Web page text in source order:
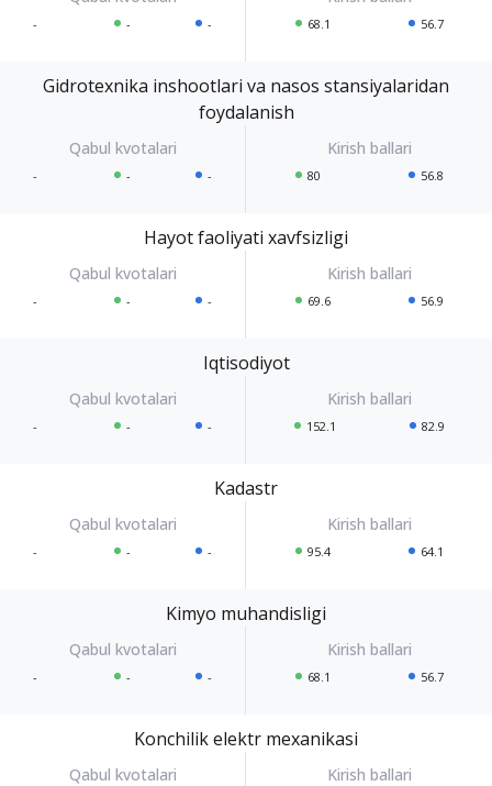
- - - 68.1 56.7
Gidrotexnika inshootlari va nasos stansiyalaridan
foydalanish
- - - 80 56.8
Hayot faoliyati xavfsizligi
- - - 69.6 56.9
Iqtisodiyot
- - - 152.1 82.9
Kadastr
- - - 95.4 64.1
Kimyo muhandisligi
- - - 68.1 56.7
Konchilik elektr mexanikasi